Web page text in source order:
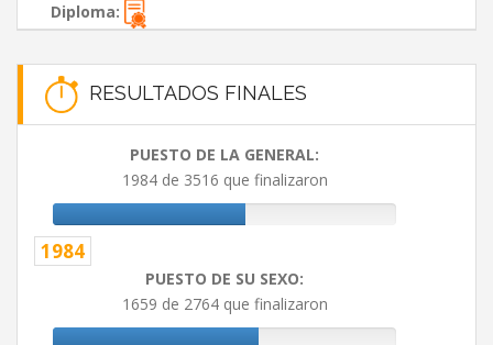
Diploma:
RESULTADOS FINALES
PUESTO DE LA GENERAL:
1984 de 3516 que finalizaron
1984
PUESTO DE SU SEXO:
1659 de 2764 que finalizaron